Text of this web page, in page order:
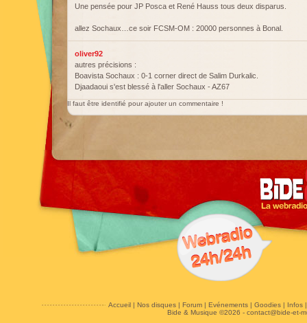
Une pensée pour JP Posca et René Hauss tous deux disparus.
allez Sochaux…ce soir FCSM-OM : 20000 personnes à Bonal.
oliver92
autres précisions :
Boavista Sochaux : 0-1 corner direct de Salim Durkalic.
Djaadaoui s'est blessé à l'aller Sochaux - AZ67
Il faut être identifié pour ajouter un commentaire !
Accueil| Nos disques| Forum| Evénements| Goodies| Infos
Bide & Musique ©2026 - contact@bide-et-